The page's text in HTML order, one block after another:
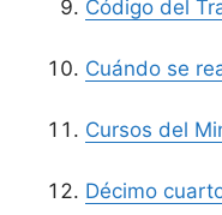
Código del
Cuándo se
Cursos del
Décimo